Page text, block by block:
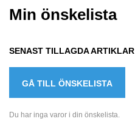
Min önskelista
SENAST TILLAGDA ARTIKLAR
GÅ TILL ÖNSKELISTA
Du har inga varor i din önskelista.